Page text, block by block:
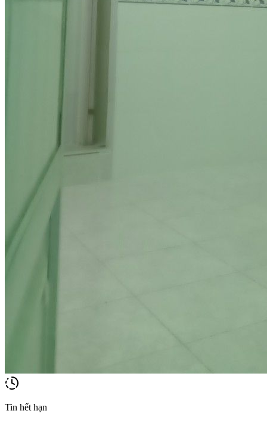
Tin hết hạn